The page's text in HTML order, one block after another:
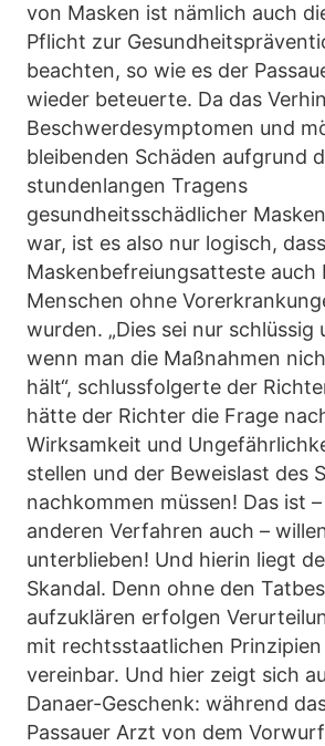
von Masken ist nämlich auch
Pflicht zur
beachten, so wie es der
wieder beteuerte. Da das
Beschwerdesymptomen und
bleibenden Schäden aufgrund
stundenlangen Tragens
gesundheitsschädlicher
war, ist es also nur logisch, dass
Maskenbefreiungsatteste auch
Menschen ohne
wurden. „Dies sei nur schlüssig
wenn man die Maßnahmen
hält“, schlussfolgerte der
hätte der Richter die Frage
Wirksamkeit und
stellen und der Beweislast des
nachkommen müssen! Das ist
anderen Verfahren auch –
unterblieben! Und hierin liegt
Skandal. Denn ohne den
aufzuklären erfolgen
mit rechtsstaatlichen
vereinbar. Und hier zeigt sich
Danaer-Geschenk: während
Passauer Arzt von dem